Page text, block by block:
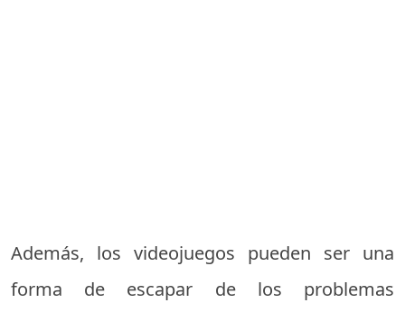
Además, los videojuegos pueden ser una
forma de escapar de los problemas